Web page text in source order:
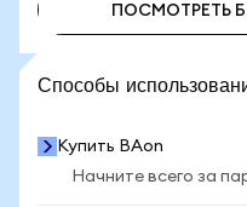
ПОСМОТРЕТЬ
Способы
Купить BAon
Начните всего за